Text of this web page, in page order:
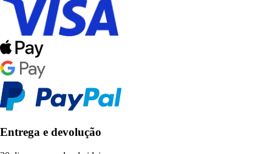
Entrega e devolução